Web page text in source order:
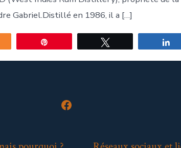
Gabriel.Distillé en 1986, il a […]
Open